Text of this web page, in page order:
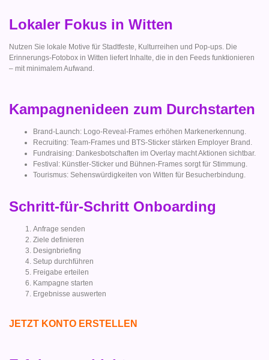
Lokaler Fokus in Witten
Nutzen Sie lokale Motive für Stadtfeste, Kulturreihen und Pop-ups. Die
Erinnerungs-Fotobox in Witten liefert Inhalte, die in den Feeds funktionieren
– mit minimalem Aufwand.
Kampagnenideen zum Durchstarten
Brand-Launch: Logo-Reveal-Frames erhöhen Markenerkennung.
Recruiting: Team-Frames und BTS-Sticker stärken Employer Brand.
Fundraising: Dankesbotschaften im Overlay macht Aktionen sichtbar.
Festival: Künstler-Sticker und Bühnen-Frames sorgt für Stimmung.
Tourismus: Sehenswürdigkeiten von Witten für Besucherbindung.
Schritt-für-Schritt Onboarding
Anfrage senden
Ziele definieren
Designbriefing
Setup durchführen
Freigabe erteilen
Kampagne starten
Ergebnisse auswerten
JETZT KONTO ERSTELLEN